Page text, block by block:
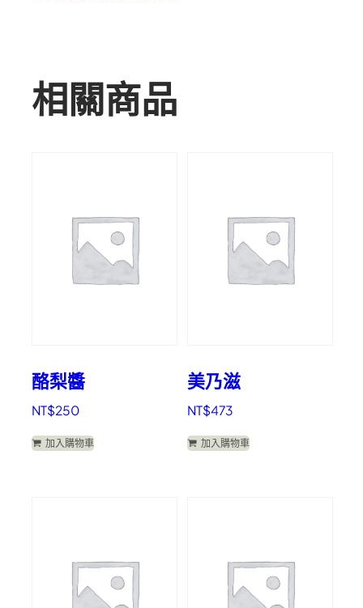
相關商品
酪梨醬
NT$250
加入購物車
美乃滋
NT$473
加入購物車